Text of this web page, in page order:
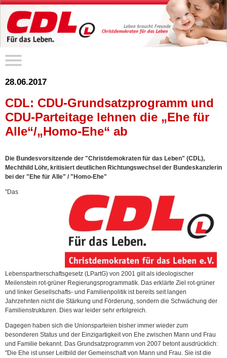
28.06.2017
CDL: CDU-Grundsatzprogramm und
CDU-Parteitage lehnen die „Ehe für
Alle“/„Homo-Ehe“ ab
Die Bundesvorsitzende der "Christdemokraten für das Leben" (CDL),
Mechthild Löhr, kritisiert deutlichen Richtungswechsel der Bundeskanzlerin
bei der "Ehe für Alle" / "Homo-Ehe"
"Das
Lebenspartnerschaftsgesetz (LPartG) von 2001 gilt als ideologischer
Meilenstein rot-grüner Regierungsprogrammatik. Das erklärte Ziel rot-grüner
und linker Gesellschafts- und Familienpolitik ist bereits seit langen
Jahrzehnten nicht die Stärkung und Förderung, sondern die Schwächung der
Familienstrukturen. Dies war leider sehr erfolgreich.
Dagegen haben sich die Unionsparteien bisher immer wieder zum
besonderen Status und der Einzigartigkeit von Ehe zwischen Mann und Frau
und Familie bekannt. Das Grundsatzprogramm von 2007 betont ausdrücklich:
"Die Ehe ist unser Leitbild der Gemeinschaft von Mann und Frau. Sie ist die